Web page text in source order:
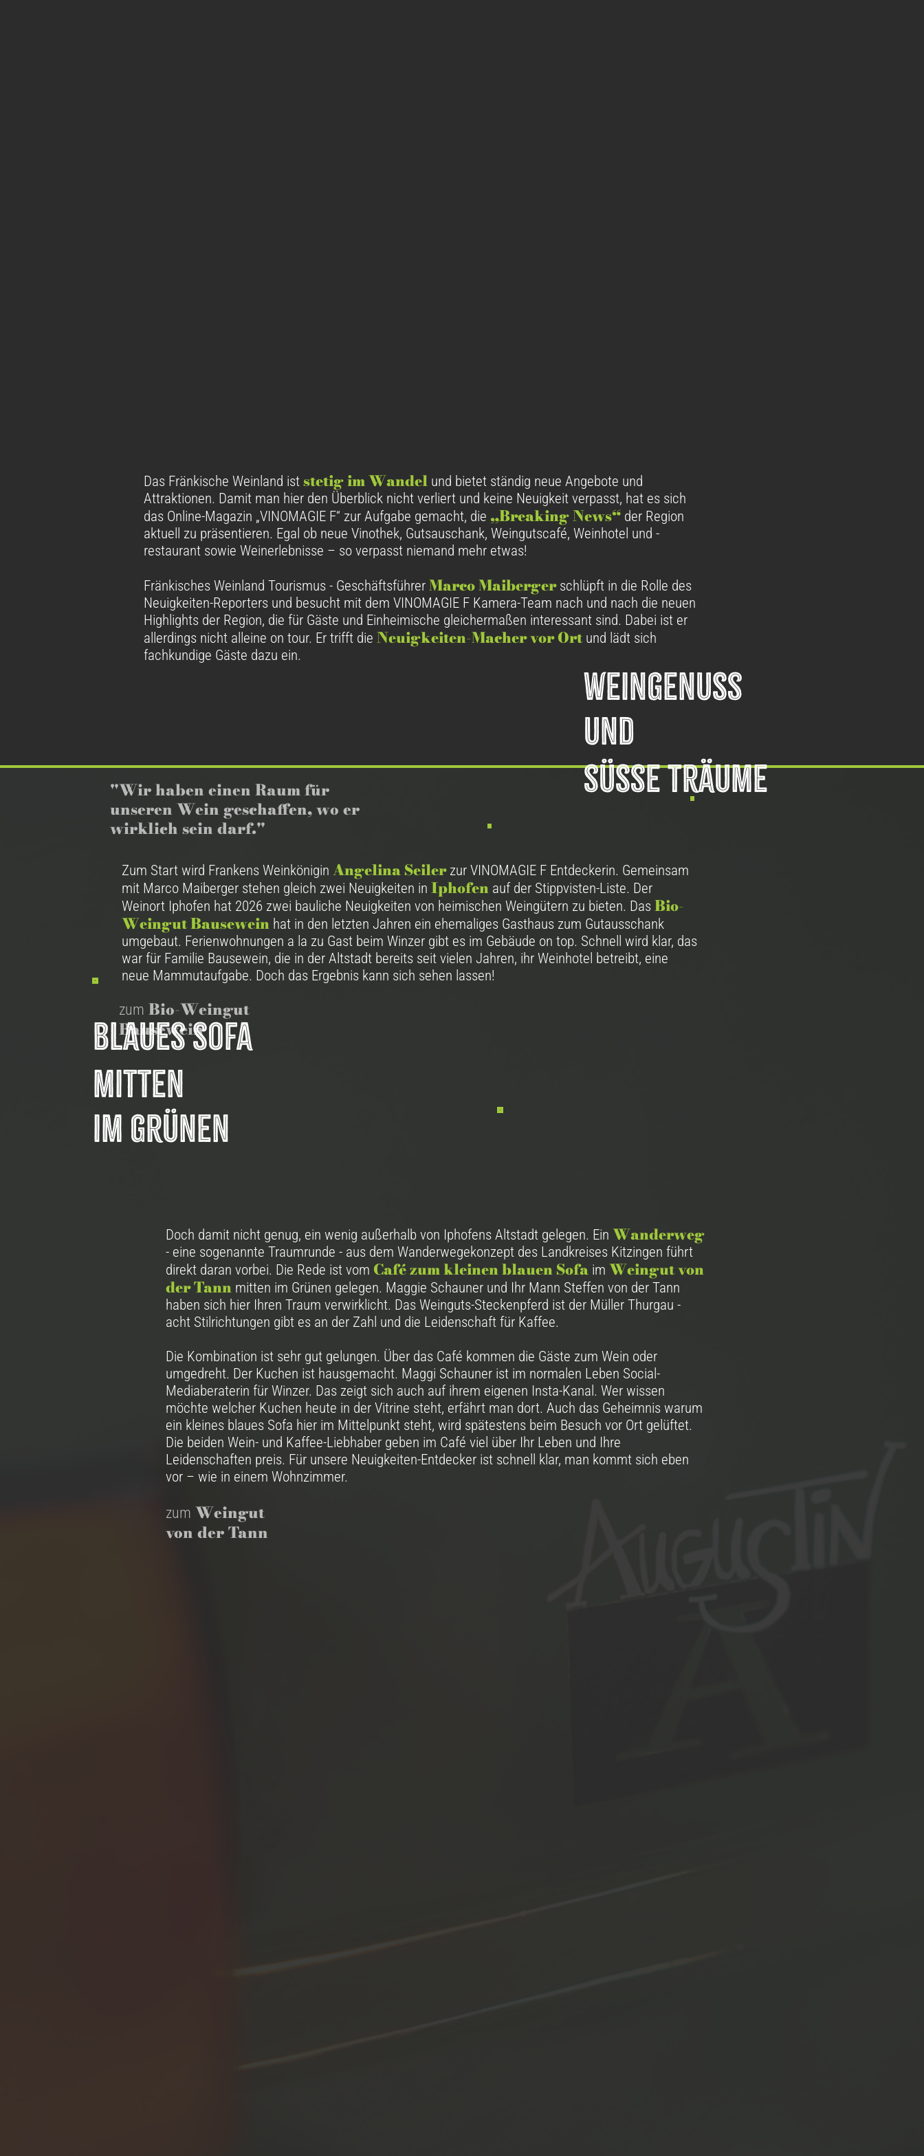
Das Fränkische Weinland iststetig im Wandel und bietet ständig neue Angebote und
Attraktionen. Damit man hier den Überblick nicht verliert und keine Neuigkeit verpasst, hat es sich
das Online-Magazin „VINOMAGIE F“ zur Aufgabe gemacht, die „Breaking News“ der Region
aktuell zu präsentieren. Egal ob neue Vinothek, Gutsauschank, Weingutscafé, Weinhotel und -
restaurant sowie Weinerlebnisse – so verpasst niemand mehr etwas!
Fränkisches Weinland Tourismus - GeschäftsführerMarco Maibergerschlüpft in die Rolle des
Neuigkeiten-Reporters und besucht mit dem VINOMAGIE F Kamera-Team nach und nach die neuen
Highlights der Region, die für Gäste und Einheimische gleichermaßen interessant sind. Dabei ist er
allerdings nicht alleine on tour. Er trifft dieNeuigkeiten-Macher vor Ort und lädt sich
fachkundige Gäste dazu ein.
"Wir haben einen Raum für
unseren Wein geschaffen, wo er
wirklich sein darf."
weingenuss
und
süße träume
Zum Start wird Frankens Weinkönigin Angelina Seilerzur VINOMAGIE F Entdeckerin. Gemeinsam
mit Marco Maiberger stehen gleich zwei Neuigkeiten in Iphofenauf der Stippvisten-Liste. Der
Weinort Iphofen hat 2026 zwei bauliche Neuigkeiten von heimischen Weingütern zu bieten. Das Bio-
Weingut Bauseweinhat in den letzten Jahren ein ehemaliges Gasthaus zum Gutausschank
umgebaut. Ferienwohnungen a la zu Gast beim Winzer gibt es im Gebäude on top. Schnell wird klar, das
war für Familie Bausewein, die in der Altstadt bereits seit vielen Jahren, ihr Weinhotel betreibt, eine
neue Mammutaufgabe. Doch das Ergebnis kann sich sehen lassen!
zum Bio-Weingut
Bausewein
Blaues Sofa
mitten
im Grünen
Doch damit nicht genug, ein wenig außerhalb von Iphofens Altstadt gelegen. Ein Wanderweg
- eine sogenannte Traumrunde - aus dem Wanderwegekonzept des Landkreises Kitzingen führt
direkt daran vorbei. Die Rede ist vom Café zum kleinen blauen Sofaim Weingut von
der Tannmitten im Grünen gelegen. Maggie Schauner und Ihr Mann Steffen von der Tann
haben sich hier Ihren Traum verwirklicht. Das Weinguts-Steckenpferd ist der Müller Thurgau -
acht Stilrichtungen gibt es an der Zahl und die Leidenschaft für Kaffee.
Die Kombination ist sehr gut gelungen. Über das Café kommen die Gäste zum Wein oder
umgedreht. Der Kuchen ist hausgemacht. Maggi Schauner ist im normalen Leben Social-
Mediaberaterin für Winzer. Das zeigt sich auch auf ihrem eigenen Insta-Kanal. Wer wissen
möchte welcher Kuchen heute in der Vitrine steht, erfährt man dort. Auch das Geheimnis warum
ein kleines blaues Sofa hier im Mittelpunkt steht, wird spätestens beim Besuch vor Ort gelüftet.
Die beiden Wein- und Kaffee-Liebhaber geben im Café viel über Ihr Leben und Ihre
Leidenschaften preis. Für unsere Neuigkeiten-Entdecker ist schnell klar, man kommt sich eben
vor – wie in einem Wohnzimmer.
zum Weingut
von der Tann